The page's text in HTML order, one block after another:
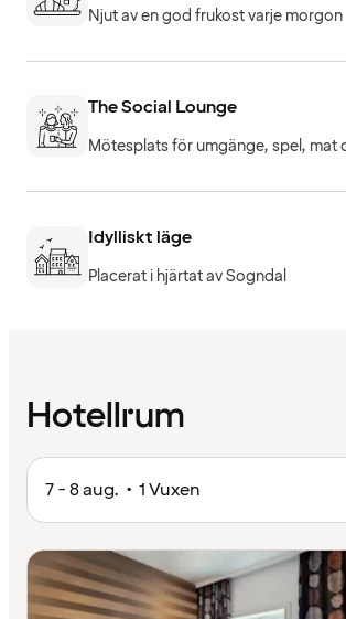
Njut av en god frukost varje morgon
The Social Lounge
Mötesplats för umgänge, spel, mat
Idylliskt läge
Placerat i hjärtat av Sogndal
Hotellrum
7 - 8 aug. • 1 Vuxen